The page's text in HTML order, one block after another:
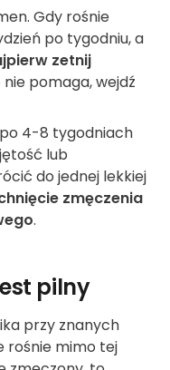
Gdy rośnie
po tygodniu, a
zetnij
nie pomaga, wejdź
4-8 tygodniach
lub
do jednej lekkiej
zmęczenia
.
pilny
przy znanych
rośnie mimo tej